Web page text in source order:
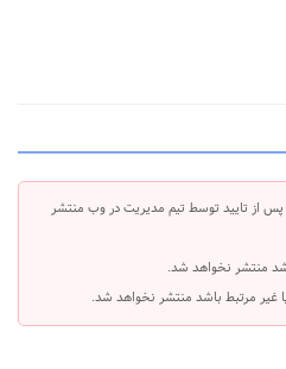
از تایید توسط تیم مدیریت در وب منتشر
منتشر نخواهد شد.
غیر مرتبط باشد منتشر نخواهد شد.